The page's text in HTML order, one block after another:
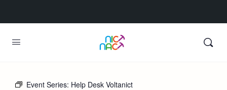
Event Series: Help Desk Voltanict